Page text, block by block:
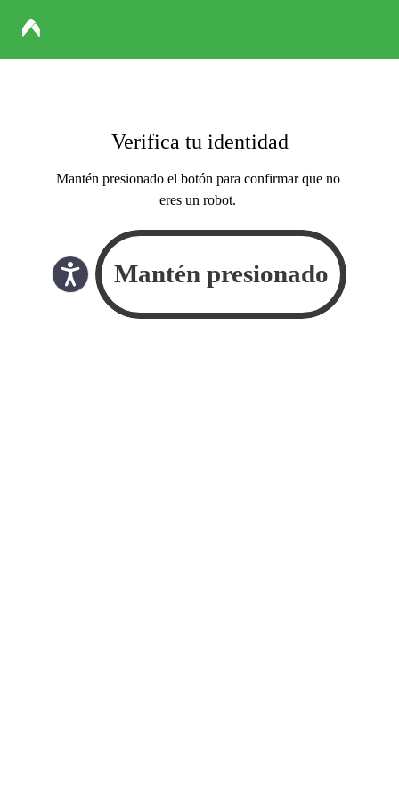
Verifica tu identidad
Mantén presionado el botón para confirmar que no
eres un robot.